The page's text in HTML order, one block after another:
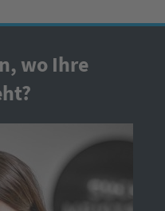
wo Ihre